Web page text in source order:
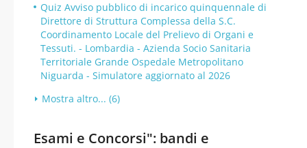
Quiz Avviso pubblico di incarico quinquennale di
Direttore di Struttura Complessa della S.C.
Coordinamento Locale del Prelievo di Organi e
Tessuti. - Lombardia - Azienda Socio Sanitaria
Territoriale Grande Ospedale Metropolitano
Niguarda - Simulatore aggiornato al 2026
Mostra altro... (6)
Esami e Concorsi": bandi e